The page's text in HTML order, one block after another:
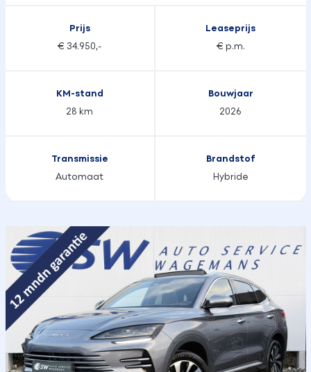
Prijs
€ 34.950,-
Leaseprijs
€ p.m.
KM-stand
28 km
Bouwjaar
2026
Transmissie
Automaat
Brandstof
Hybride